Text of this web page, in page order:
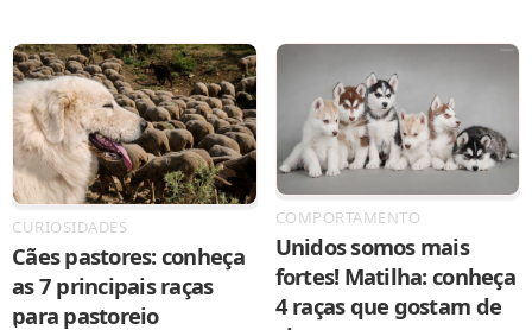
CURIOSIDADES
Cães pastores: conheça
as 7 principais raças
para pastoreio
COMPORTAMENTO
Unidos somos mais
fortes! Matilha: conheça
4 raças que gostam de